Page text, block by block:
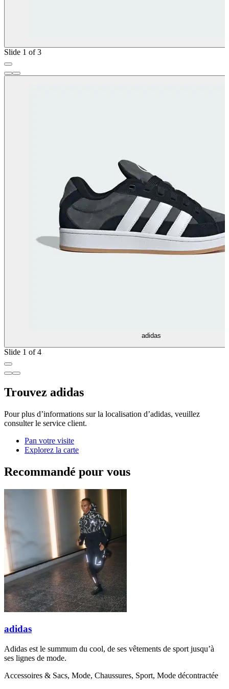
Slide 1 of 3
adidas
Slide 1 of 4
Trouvez adidas
Pour plus d’informations sur la localisation d’adidas, veuillez
consulter le service client.
Pan votre visite
Explorez la carte
Recommandé pour vous
adidas
Adidas est le summum du cool, de ses vêtements de sport jusqu’à
ses lignes de mode.
Accessoires & Sacs, Mode, Chaussures, Sport, Mode décontractée